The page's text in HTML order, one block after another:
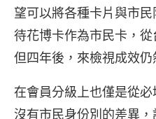
望可以將各種卡片與市
待花博卡作為市民卡，
但四年後，來檢視成效仍
在會員分級上也僅是從
沒有市民身份別的差異